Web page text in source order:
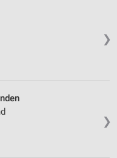
❯
❯